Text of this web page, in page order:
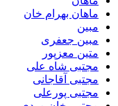
ماهان بهرام خان
مبین
مبین جعفری
متین معزپور
مجتبى شاه على
مجتبی آقاجانی
مجتبی پورعلی